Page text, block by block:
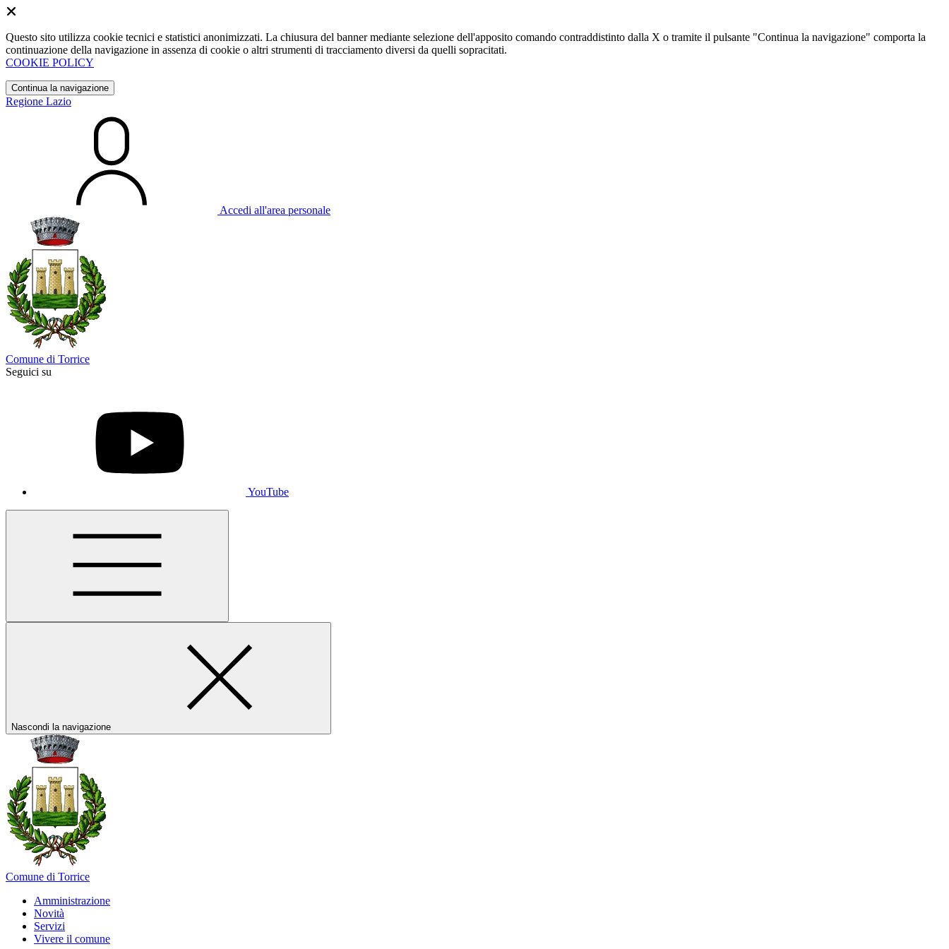
Questo sito utilizza cookie tecnici e statistici anonimizzati. La chiusura del banner mediante selezione dell'apposito comando contraddistinto dalla X o tramite il pulsante "Continua la navigazione" comporta la
continuazione della navigazione in assenza di cookie o altri strumenti di tracciamento diversi da quelli sopracitati.
COOKIE POLICY
Continua la navigazione
Regione Lazio
Accedi all'area personale
Comune di Torrice
Seguici su
YouTube
Nascondi la navigazione
Comune di Torrice
Amministrazione
Novità
Servizi
Vivere il comune